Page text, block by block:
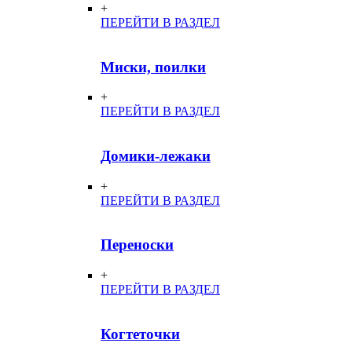
+
ПЕРЕЙТИ В РАЗДЕЛ
Миски, поилки
+
ПЕРЕЙТИ В РАЗДЕЛ
Домики-лежаки
+
ПЕРЕЙТИ В РАЗДЕЛ
Переноски
+
ПЕРЕЙТИ В РАЗДЕЛ
Когтеточки